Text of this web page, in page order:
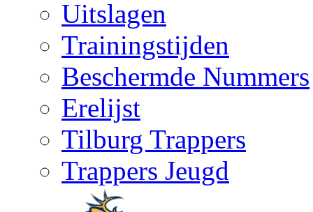
Uitslagen
Trainingstijden
Beschermde Nummers
Erelijst
Tilburg Trappers
Trappers Jeugd